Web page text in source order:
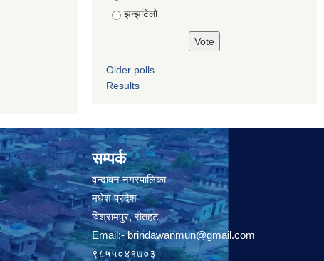
झन्झटिलो
Older polls
Results
सम्पर्क
वृन्दावन नगरपालिका
मधेश प्रदेश
विश्रामपुर, रौतहट
Email:-brindawanmun@gmail.com
९८५५०४१७०३